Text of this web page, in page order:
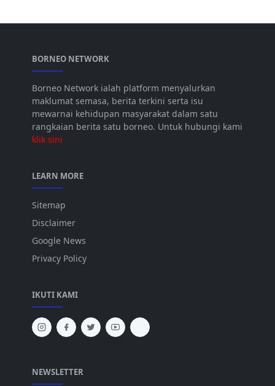
BORNEO NETWORK
Borneo Network ialah platform menyalurkan
maklumat semasa, berita terkini serta isu
mewarnai kehidupan masyarakat dalam satu
rangkaian berita satu borneo. Untuk hubungi kami
klik sini
LEARN MORE
Sitemap
Disclaimer
Google News
Privacy Policy
IKUTI KAMI
NEWSLETTER